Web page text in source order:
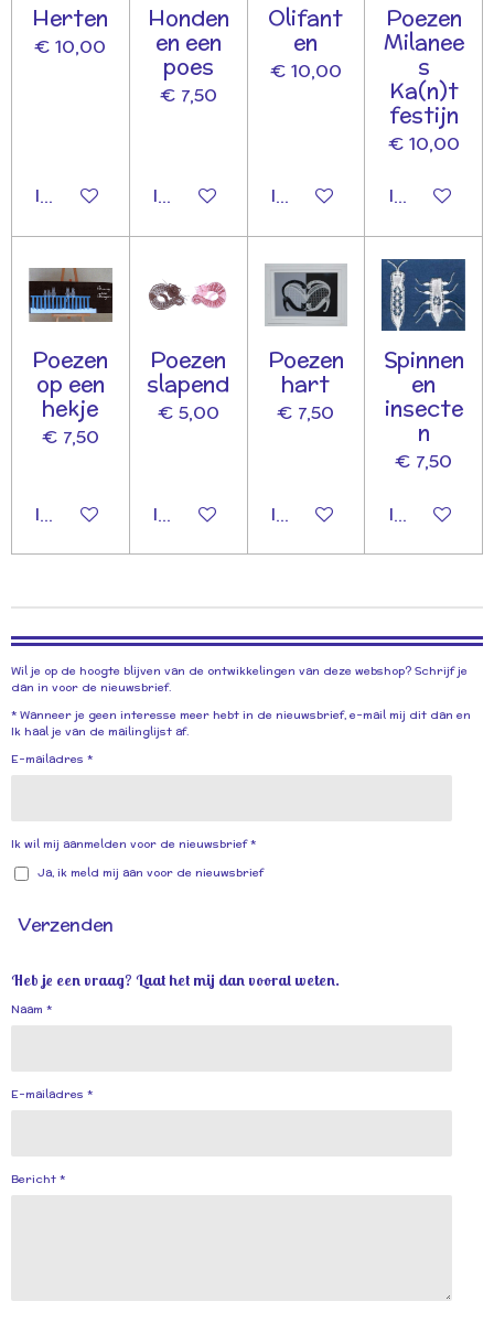
Herten
€ 10,00
In winkelwagen
Honden
en een
poes
€ 7,50
In winkelwagen
Olifant
en
€ 10,00
In winkelwagen
Poezen
Milanee
s
Ka(n)t
festijn
€ 10,00
In
Poezen
op een
hekje
€ 7,50
In winkelwagen
Poezen
slapend
€ 5,00
In winkelwagen
Poezen
hart
€ 7,50
In winkelwagen
Spinnen
en
insecte
n
€ 7,50
In
Wil je op de hoogte blijven van de ontwikkelingen van deze webshop? Schrijf je
dan in voor de nieuwsbrief.
* Wanneer je geen interesse meer hebt in de nieuwsbrief, e-mail mij dit dan en
Ik haal je van de mailinglijst af.
E-mailadres *
Ik wil mij aanmelden voor de nieuwsbrief *
Ja, ik meld mij aan voor de nieuwsbrief
Verzenden
Heb je een vraag? Laat het mij dan vooral weten.
Naam *
E-mailadres *
Bericht *